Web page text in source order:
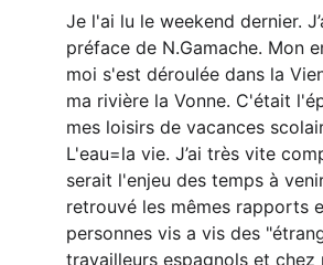
Je l'ai lu le weekend dernier.
préface de N.Gamache. Mon
moi s'est déroulée dans la
ma rivière la Vonne. C'était
mes loisirs de vacances
L'eau=la vie. J’ai très vite
serait l'enjeu des temps à
retrouvé les mêmes rapports
personnes vis a vis des
travailleurs espagnols et chez